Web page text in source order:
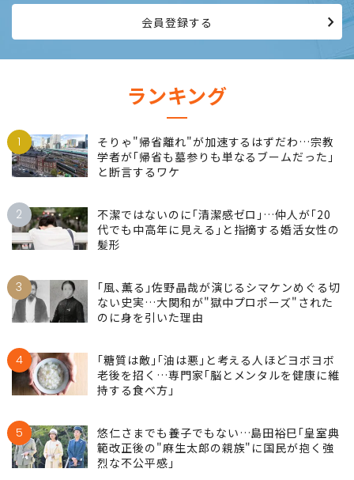
会員登録する
ランキング
1
そりゃ"帰省離れ"が加速するはずだわ…宗教
学者が｢帰省も墓参りも単なるブームだった｣
と断言するワケ
2
不潔ではないのに｢清潔感ゼロ｣…仲人が｢20
代でも中高年に見える｣と指摘する婚活女性の
髪形
3
｢風､薫る｣佐野晶哉が演じるシマケンめぐる切
ない史実…大関和が"獄中プロポーズ"された
のに身を引いた理由
4
｢糖質は敵｣｢油は悪｣と考える人ほどヨボヨボ
老後を招く…専門家｢脳とメンタルを健康に維
持する食べ方｣
5
悠仁さまでも養子でもない…島田裕巳｢皇室典
範改正後の"麻生太郎の親族"に国民が抱く強
烈な不公平感｣